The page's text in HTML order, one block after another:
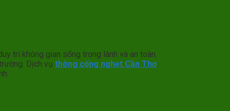
trì không gian sống trong lành và an toàn.
Dịch vụ thông cống nghẹt Cần Thơ